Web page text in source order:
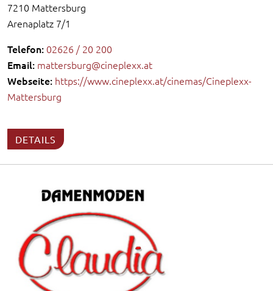
7210 Mattersburg
Arenaplatz 7/1
Telefon: 02626 / 20 200
Email: mattersburg@cineplexx.at
Webseite: https://www.cineplexx.at/cinemas/Cineplexx-
Mattersburg
DETAILS